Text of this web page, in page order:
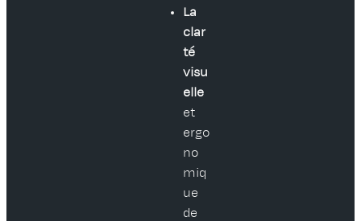
La
clar
té
visu
elle
et
ergo
no
miq
ue
de